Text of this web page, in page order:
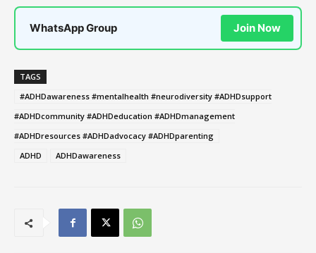
WhatsApp Group Join Now
TAGS
#ADHDawareness #mentalhealth #neurodiversity #ADHDsupport
#ADHDcommunity #ADHDeducation #ADHDmanagement
#ADHDresources #ADHDadvocacy #ADHDparenting
ADHD
ADHDawareness